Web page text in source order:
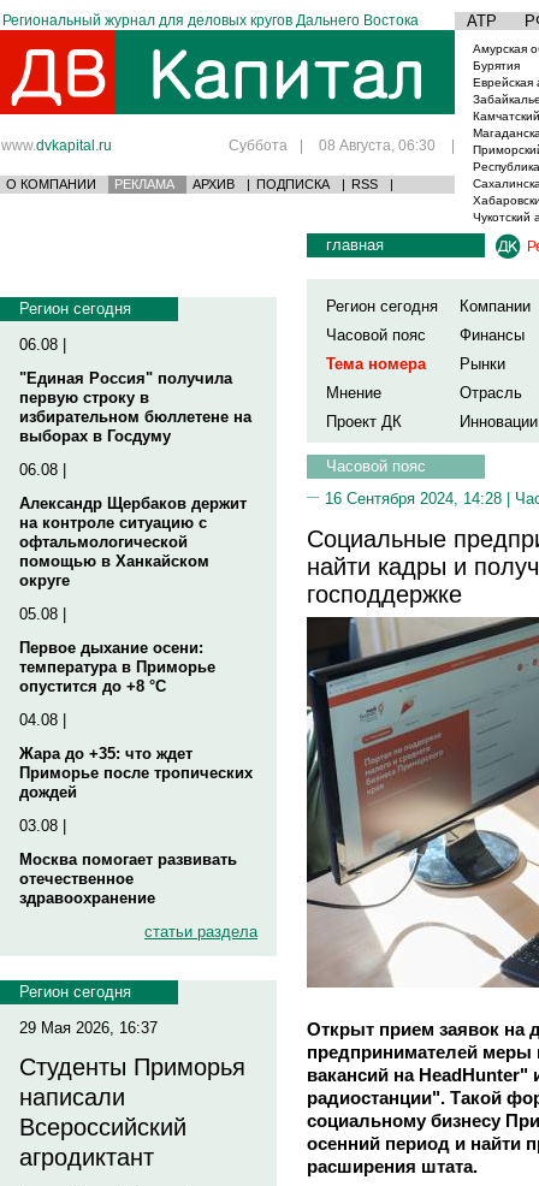
Региональный журнал для деловых кругов Дальнего Востока АТР
www.dvkapital.ru Суббота | 08 Августа, 06:30 |
О КОМПАНИИ РЕКЛАМА АРХИВ | ПОДПИСКА | RSS |
Амурская
Бурятия
Еврейская
Чукотский
Регион сегодня
06.08 |
"Единая Россия" получила
первую строку в
избирательном бюллетене на
выборах в Госдуму
06.08 |
Александр Щербаков держит
на контроле ситуацию с
офтальмологической
помощью в Ханкайском
округе
05.08 |
Первое дыхание осени:
температура в Приморье
опустится до +8 °C
04.08 |
Жара до +35: что ждет
Приморье после тропических
дождей
03.08 |
Москва помогает развивать
отечественное
здравоохранение
статьи раздела
Регион сегодня
29 Мая 2026, 16:37
Студенты Приморья
написали
Всероссийский
агродиктант
главная
Регион сегодня
Компании
Часовой пояс
Финансы
Тема номера
Рынки
Мнение
Отрасль
Проект ДК
Инновации
Часовой пояс
16 Сентября 2024, 14:28 |
Социальные
найти кадры и
господдержке
Открыт прием заявок на
предпринимателей
вакансий на
радиостанции". Такой
социальному бизнесу
осенний период и найти
расширения штата.